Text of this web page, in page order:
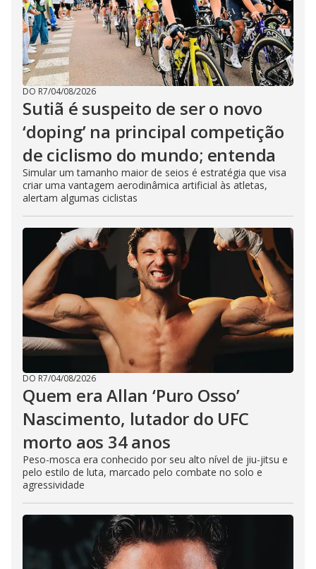
DO R7/04/08/2026
Sutiã é suspeito de ser o novo
‘doping’ na principal competição
de ciclismo do mundo; entenda
Simular um tamanho maior de seios é estratégia que visa
criar uma vantagem aerodinâmica artificial às atletas,
alertam algumas ciclistas
DO R7/04/08/2026
Quem era Allan ‘Puro Osso’
Nascimento, lutador do UFC
morto aos 34 anos
Peso-mosca era conhecido por seu alto nível de jiu-jitsu e
pelo estilo de luta, marcado pelo combate no solo e
agressividade